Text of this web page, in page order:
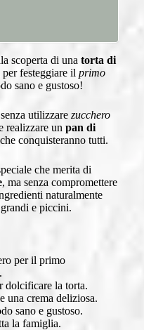
scoperta di una torta di
per festeggiare il primo
sano e gustoso!
utilizzare zucchero
realizzare un pan di
che conquisteranno tutti.
che merita di
, ma senza compromettere
naturalmente
e piccini.
per il primo
dolcificare la torta.
una crema deliziosa.
sano e gustoso.
la famiglia.